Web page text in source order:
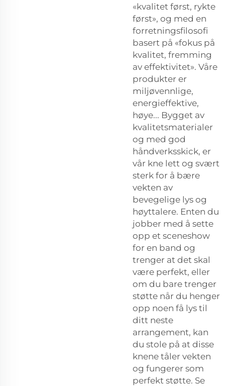
«kvalitet først, rykte
først», og med en
forretningsfilosofi
basert på «fokus på
kvalitet, fremming
av effektivitet». Våre
produkter er
miljøvennlige,
energieffektive,
høye... Bygget av
kvalitetsmaterialer
og med god
håndverksskick, er
vår kne lett og svært
sterk for å bære
vekten av
bevegelige lys og
høyttalere. Enten du
jobber med å sette
opp et sceneshow
for en band og
trenger at det skal
være perfekt, eller
om du bare trenger
støtte når du henger
opp noen få lys til
ditt neste
arrangement, kan
du stole på at disse
knene tåler vekten
og fungerer som
perfekt støtte. Se